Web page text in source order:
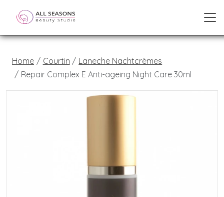
Home Courtin
Laneche Nachtcrèmes
Repair Complex E Anti-ageing Night Care 30ml